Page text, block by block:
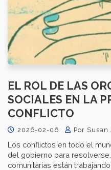
EL ROL DE LAS
SOCIALES EN LA
CONFLICTO
2026-02-06 Por Susan
Los conflictos en todo el
del gobierno para
comunitarias están